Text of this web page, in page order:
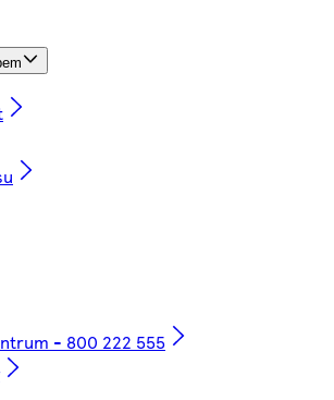
- 800 222 555